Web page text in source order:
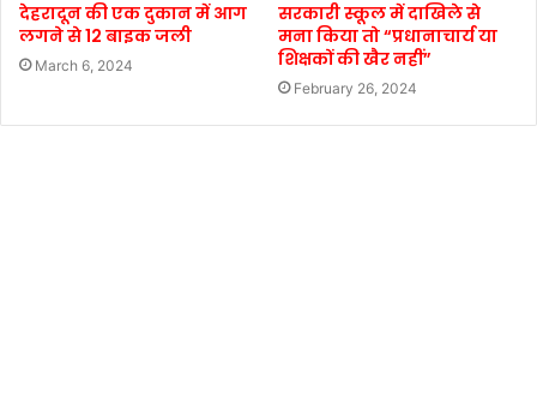
देहरादून की एक दुकान में आग
लगने से 12 बाइक जली
March 6, 2024
सरकारी स्कूल में दाखिले से
मना किया तो “प्रधानाचार्य या
शिक्षकों की खैर नहीं”
February 26, 2024